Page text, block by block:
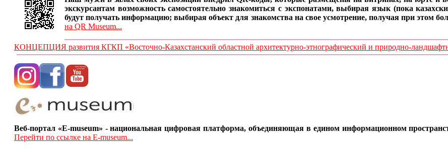
экскурсантам возможность самостоятельно знакомиться с экспонатами, выбирая язык (пока
будут получать информацию; выбирая объект для знакомства на свое усмотрение, получая при этом
на QR Museum...
КОНЦЕПЦИЯ развития КГКП «Восточно-Казахстанский областной архитектурно-этнографический и природно-
Веб-портал «E-museum» - национальная цифровая платформа, объединяющая в едином информационном
Перейти по ссылке на E-museum...